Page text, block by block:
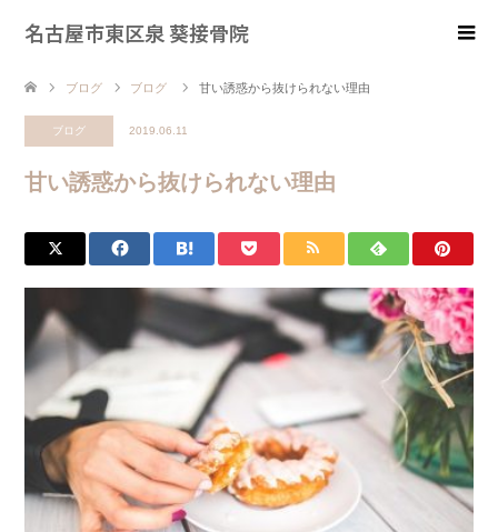
名古屋市東区泉 葵接骨院
ブログ ブログ 甘い誘惑から抜けられない理由
ブログ 2019.06.11
甘い誘惑から抜けられない理由